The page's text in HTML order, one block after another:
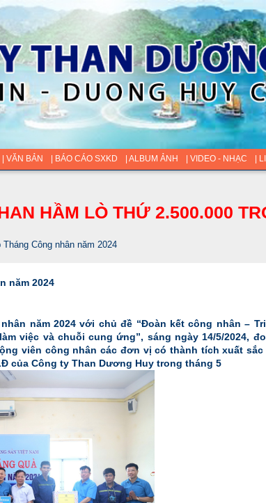
| VĂN BẢN | BÁO CÁO SXKD | ALBUM ẢNH | VIDEO - NHẠC |
HẦM LÒ THỨ 2.500.000
Công nhân năm 2024
năm 2024
năm 2024 với chủ đề “Đoàn kết công nhân –
việc và chuỗi cung ứng”, sáng ngày 14/5/2024,
viên công nhân các đơn vị có thành tích xuất sắc
của Công ty Than Dương Huy trong tháng 5